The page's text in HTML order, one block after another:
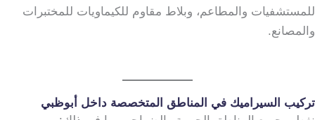
للمستشفيات والمطاعم، وبلاط مقاوم للكيماويات للمختبرات
والمصانع.
تركيب السيراميك في المناطق المتخصصة داخل أبوظبي